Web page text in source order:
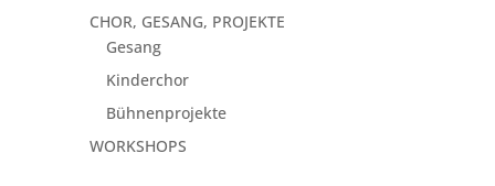
CHOR, GESANG, PROJEKTE
Gesang
Kinderchor
Bühnenprojekte
WORKSHOPS